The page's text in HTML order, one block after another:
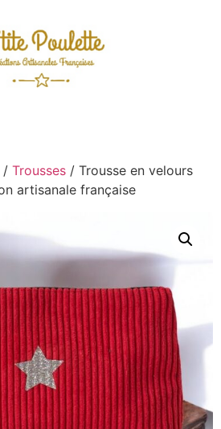
/ Trousses / Trousse en velours
artisanale française